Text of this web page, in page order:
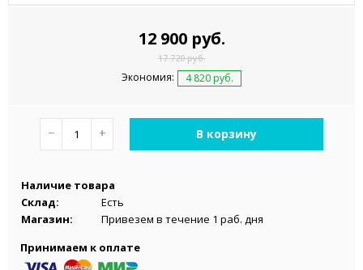
12 900 руб.
17 720 руб.
Экономия: 4 820 руб.
− + В корзину
Наличие товара
Склад:
Есть
Магазин:
Привезем в течение 1 раб. дня
Принимаем к оплате